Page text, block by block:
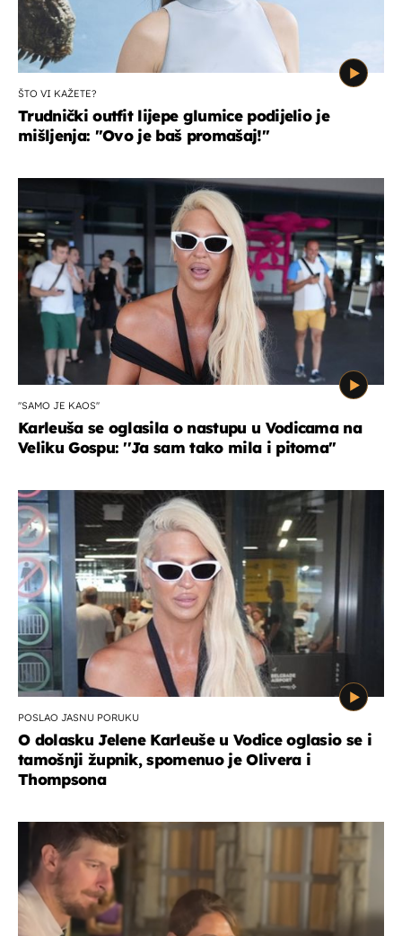
ŠTO VI KAŽETE?
Trudnički outfit lijepe glumice podijelio je
mišljenja: ''Ovo je baš promašaj!''
''SAMO JE KAOS''
Karleuša se oglasila o nastupu u Vodicama na
Veliku Gospu: ''Ja sam tako mila i pitoma''
POSLAO JASNU PORUKU
O dolasku Jelene Karleuše u Vodice oglasio se i
tamošnji župnik, spomenuo je Olivera i
Thompsona